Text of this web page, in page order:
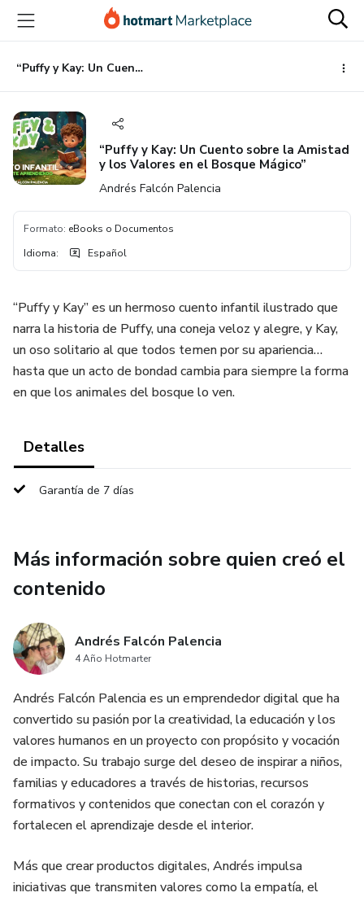
principal
página
de
página
“Puffy y Kay: Un Cuento sobre la Amistad y los Valores en el Bosque Mágico”
“Puffy y Kay: Un Cuento sobre la Amistad
y los Valores en el Bosque Mágico”
Andrés Falcón Palencia
Formato: eBooks o Documentos
Idioma: Español
“Puffy y Kay” es un hermoso cuento infantil ilustrado que
narra la historia de Puffy, una coneja veloz y alegre, y Kay,
un oso solitario al que todos temen por su apariencia…
hasta que un acto de bondad cambia para siempre la forma
en que los animales del bosque lo ven.
Detalles
Garantía de 7 días
Más información sobre quien creó el
contenido
Andrés Falcón Palencia
4 Año Hotmarter
Andrés Falcón Palencia es un emprendedor digital que ha
convertido su pasión por la creatividad, la educación y los
valores humanos en un proyecto con propósito y vocación
de impacto. Su trabajo surge del deseo de inspirar a niños,
familias y educadores a través de historias, recursos
formativos y contenidos que conectan con el corazón y
fortalecen el aprendizaje desde el interior.
Más que crear productos digitales, Andrés impulsa
iniciativas que transmiten valores como la empatía, el